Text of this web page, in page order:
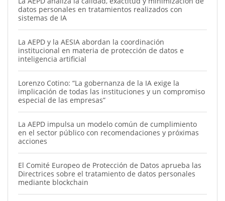
datos personales en tratamientos realizados con
sistemas de IA
La AEPD y la AESIA abordan la coordinación
institucional en materia de protección de datos e
inteligencia artificial
Lorenzo Cotino: “La gobernanza de la IA exige la
implicación de todas las instituciones y un compromiso
especial de las empresas”
La AEPD impulsa un modelo común de cumplimiento
en el sector público con recomendaciones y próximas
acciones
El Comité Europeo de Protección de Datos aprueba las
Directrices sobre el tratamiento de datos personales
mediante blockchain